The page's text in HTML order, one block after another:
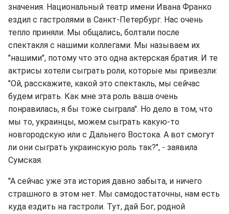
значения. Национальный театр имени Ивана Франко
ездил с гастролями в Санкт-Петербург. Нас очень
тепло приняли. Мы общались, болтали после
спектакля с нашими коллегами. Мы называем их
"нашими", потому что это одна актерская братия. И те
актрисы хотели сыграть роли, которые мы привезли:
"Ой, расскажите, какой это спектакль, мы сейчас
будем играть. Как мне эта роль ваша очень
понравилась, я бы тоже сыграла". Но дело в том, что
мы то, украинцы, можем сыграть какую-то
новгородскую или с Дальнего Востока. А вот смогут
ли они сыграть украинскую роль так?", - заявила
Сумская.
"А сейчас уже эта история давно забыта, и ничего
страшного в этом нет. Мы самодостаточны, нам есть
куда ездить на гастроли. Тут, дай Бог, родной